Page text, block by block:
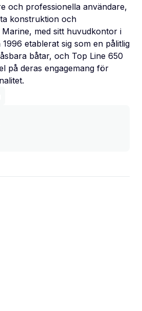
och professionella användare,
konstruktion och
Marine, med sitt huvudkontor i
etablerat sig som en pålitlig
båtar, och Top Line 650
på deras engagemang för